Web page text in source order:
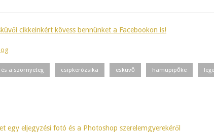
cikkeinkért kövess bennünket a Facebookon is!
és a szörnyeteg csipkerózsika esküvő hamupipőke
egy eljegyzési fotó és a Photoshop szerelemgyerekéről